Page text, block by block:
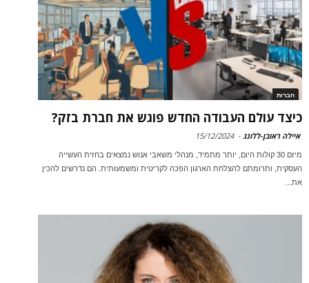
חברות
כיצד עולם העבודה החדש פוגש את חברת בזק?
איילה ראובן-ללונג -
15/12/2024
מיזם 30 קולות היום, יותר מתמיד, מנהלי משאבי אנוש נמצאים בחזית העשייה
העסקית, ותרומתם להצלחת הארגון הפכה לקריטית ומשמעותית. הם נדרשים להכין
את...